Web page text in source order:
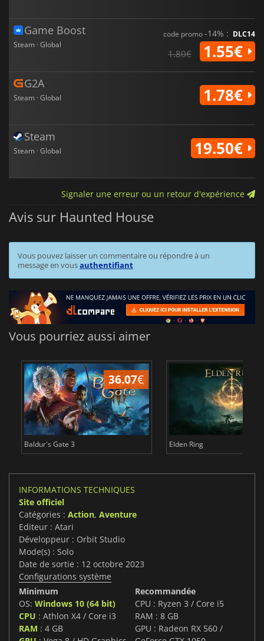
Game Boost
Steam · Global
code promo-14% : DLC14
1.80€ 1.55€
G2A
Steam · Global 1.78€
Steam
Steam · Global 19.50€
Signaler une erreur ou un retour d'expérience
Avis sur Haunted House
Vous pouvez laisser un commentaire ou répondre à un
message en vousauthentifiant
Vous pourriez aussi aimer
36.07€
Baldur's Gate 3 Elden Ring
INFORMATIONS TECHNIQUES
Site officiel
Catégories : Action, Aventure
Editeur : Atari
Développeur : Orbit Studio
Mode(s) : Solo
Date de sortie : 12 octobre 2023
Configurations système
Minimum
OS: Windows 10 (64 bit)
CPU : Athlon X4 / Core i3
RAM : 4 GB
Recommandée
CPU : Ryzen 3 / Core i5
RAM : 8 GB
GPU : Radeon RX 560 /